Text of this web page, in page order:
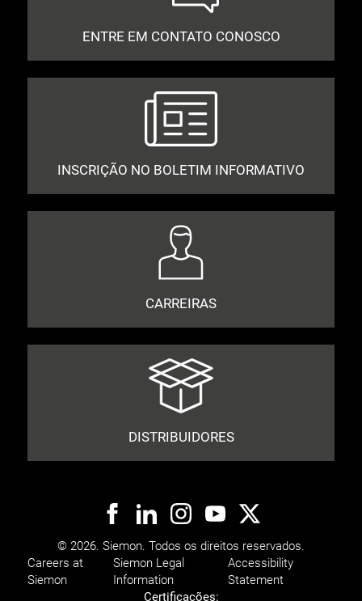
ENTRE EM CONTATO CONOSCO
INSCRIÇÃO NO BOLETIM INFORMATIVO
CARREIRAS
DISTRIBUIDORES
© 2026. Siemon. Todos os direitos reservados.
Careers at
Siemon
Siemon Legal
Information
Accessibility
Statement
Certificações: